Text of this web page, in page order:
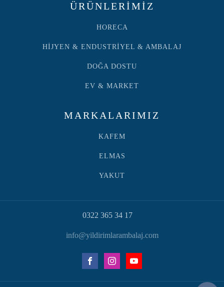
ÜRÜNLERİMİZ
HORECA
HİJYEN & ENDUSTRİYEL & AMBALAJ
DOĞA DOSTU
EV & MARKET
MARKALARIMIZ
KAFEM
ELMAS
YAKUT
0322 365 34 17
info@yildirimlarambalaj.com